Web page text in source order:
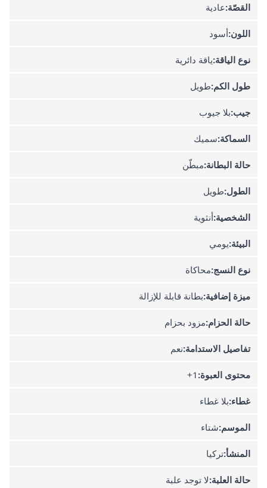
القصّة:عادية
اللون:أسود
نوع الياقة:ياقة دائرية
طول الكم:طويل
جيب:بلا جيوب
السماكة:سميك
حالة البطانة:مبطّن
الطول:طويل
الشخصية:أنثوية
البيئة:يومي
نوع النسج:محاكاة
ميزة إضافية:بطانة قابلة للإزالة
حالة الحزام:مزود بحزام
تفاصيل الاستدامة:نعم
محتوى العبوة: 1+
غطاء:بلا غطاء
الموسم:شتاء
المنشأ:تركيا
حالة العلبة:لا توجد علبة